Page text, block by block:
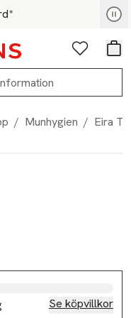
nu
Favoriter
/ Munhygien / Eira
Se köpvillkor